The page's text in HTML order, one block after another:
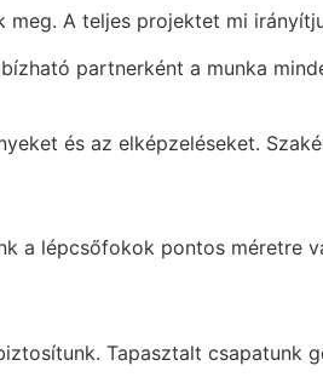
A teljes projektet mi
partnerként a munka
és az elképzeléseket.
a lépcsőfokok pontos méretre
Tapasztalt csapatunk